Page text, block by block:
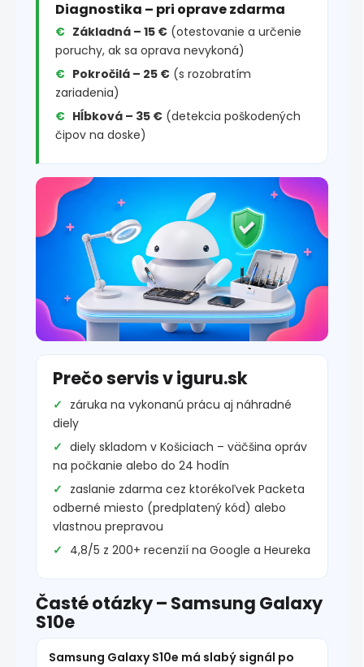
Diagnostika – pri oprave zdarma
Základná – 15 € (otestovanie a určenie
poruchy, ak sa oprava nevykoná)
Pokročilá – 25 € (s rozobratím
zariadenia)
Hĺbková – 35 € (detekcia poškodených
čipov na doske)
Prečo servis v iguru.sk
záruka na vykonanú prácu aj náhradné
diely
diely skladom v Košiciach – väčšina opráv
na počkanie alebo do 24 hodín
zaslanie zdarma cez ktorékoľvek Packeta
odberné miesto (predplatený kód) alebo
vlastnou prepravou
4,8/5 z 200+ recenzií na Google a Heureka
Časté otázky – Samsung Galaxy
S10e
Samsung Galaxy S10e má slabý signál po